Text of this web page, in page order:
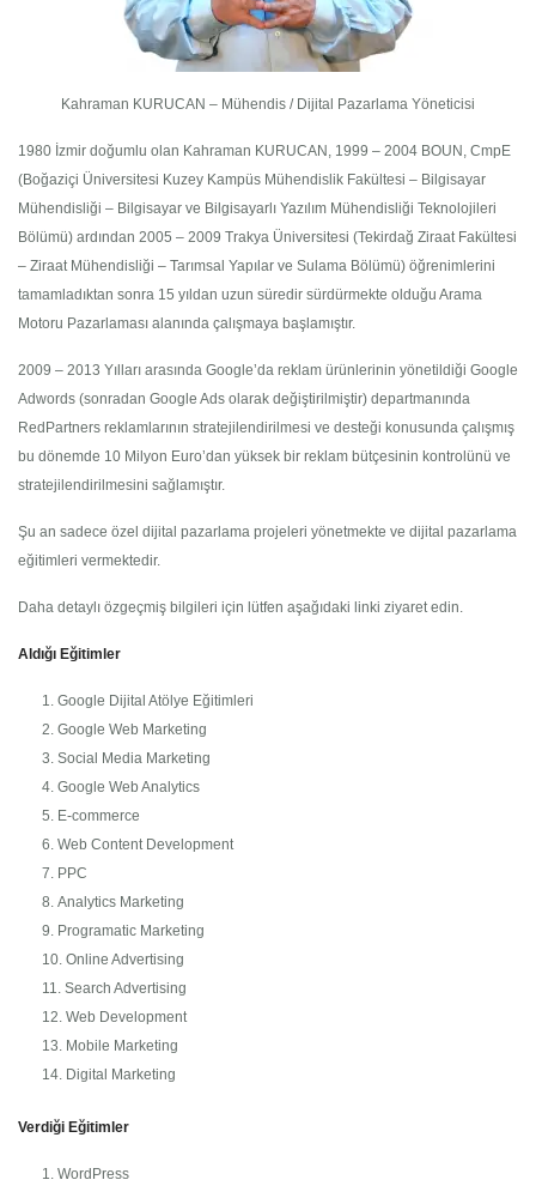
Kahraman KURUCAN – Mühendis / Dijital Pazarlama Yöneticisi
1980 İzmir doğumlu olan Kahraman KURUCAN, 1999 – 2004 BOUN, CmpE
(Boğaziçi Üniversitesi Kuzey Kampüs Mühendislik Fakültesi – Bilgisayar
Mühendisliği – Bilgisayar ve Bilgisayarlı Yazılım Mühendisliği Teknolojileri
Bölümü) ardından 2005 – 2009 Trakya Üniversitesi (Tekirdağ Ziraat Fakültesi
– Ziraat Mühendisliği – Tarımsal Yapılar ve Sulama Bölümü) öğrenimlerini
tamamladıktan sonra 15 yıldan uzun süredir sürdürmekte olduğu Arama
Motoru Pazarlaması alanında çalışmaya başlamıştır.
2009 – 2013 Yılları arasında Google’da reklam ürünlerinin yönetildiği Google
Adwords (sonradan Google Ads olarak değiştirilmiştir) departmanında
RedPartners reklamlarının stratejilendirilmesi ve desteği konusunda çalışmış
bu dönemde 10 Milyon Euro’dan yüksek bir reklam bütçesinin kontrolünü ve
stratejilendirilmesini sağlamıştır.
Şu an sadece özel dijital pazarlama projeleri yönetmekte ve dijital pazarlama
eğitimleri vermektedir.
Daha detaylı özgeçmiş bilgileri için lütfen aşağıdaki linki ziyaret edin.
Aldığı Eğitimler
Google Dijital Atölye Eğitimleri
Google Web Marketing
Social Media Marketing
Google Web Analytics
E-commerce
Web Content Development
PPC
Analytics Marketing
Programatic Marketing
Online Advertising
Search Advertising
Web Development
Mobile Marketing
Digital Marketing
Verdiği Eğitimler
WordPress